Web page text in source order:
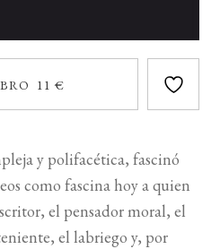
11 €
y polifacética, fascinó
como fascina hoy a quien
el pensador moral, el
el labriego y, por